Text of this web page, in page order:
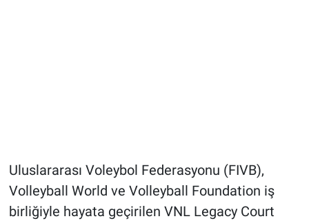
Uluslararası Voleybol Federasyonu (FIVB),
Volleyball World ve Volleyball Foundation iş
birliğiyle hayata geçirilen VNL Legacy Court